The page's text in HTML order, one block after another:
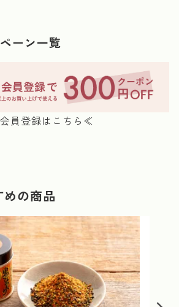
ーン一覧
員登録はこちら≪
の商品